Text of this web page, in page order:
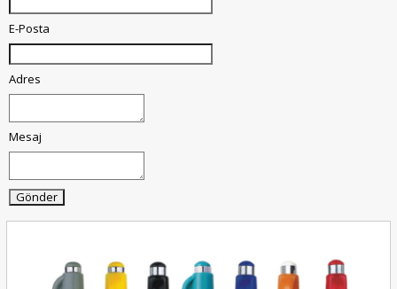
E-Posta
Adres
Mesaj